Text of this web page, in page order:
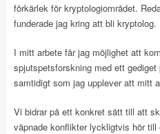
förkärlek för kryptologiområdet.
funderade jag kring att bli kryptolog.
I mitt arbete får jag möjlighet att
spjutspetsforskning med ett
samtidigt som jag upplever att mitt
Vi bidrar på ett konkret sätt till att
väpnade konflikter lyckligtvis hör till